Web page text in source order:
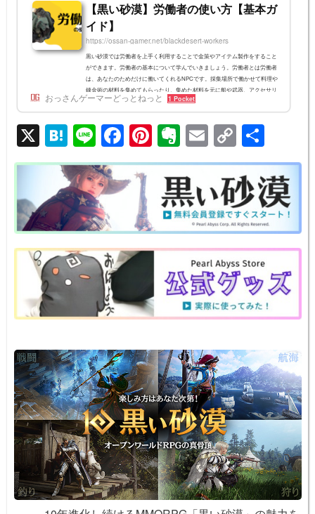
【黒い砂漠】労働者の使い方【基本ガ
イド】
https://ossan-gamer.net/blackdesert-workers
黒い砂漠では労働者を上手く利用することで金策やアイテム製作をすること
ができます。労働者の基本について学んでいきましょう。労働者とは労働者
は、あなたのためだけに働いてくれるNPCです。採集場所で働かせて料理や
錬金術の材料を集めてもらったり、集めた材料を元に船や武器、アクセサリ
ー、家具など様々なものを生産することが出来ます。以下の生産はプレイヤ
ーの手では行えないので、重要なポジションのNPCです。労働者のみが行え
る生産活動 武器、防具、アクセサリーの生産 道具の生産 家具の生産 船舶の
建造、船舶部品の製作 ...
おっさんゲーマーどっとねっと 1 Pocket
X H
at
e
n
a
Li
n
e
F
a
c
b
o
o
k
Pi
nt
er
e
st
E
v
er
n
ot
e
E
m
ail
C
o
p
y
Li
n
k
有